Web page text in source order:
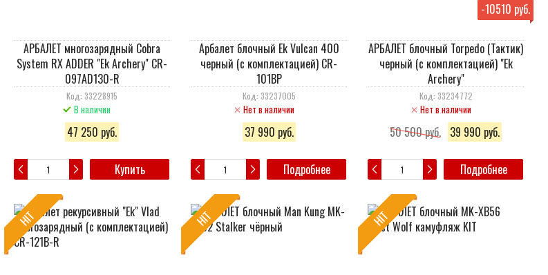
АРБАЛЕТ многозарядный Cobra
System RX ADDER "Ek Archery" CR-
097AD130-R
Код: 33228915
В наличии
47 250 руб.
Купить
Арбалет блочный Ek Vulcan 400
черный (c комплектацией) CR-
101BP
Код: 33237005
Нет в наличии
37 990 руб.
Подробнее
-10510 руб.
АРБАЛЕТ блочный Torpedo (Тактик)
черный (c комплектацией) "Ek
Archery"
Код: 33234772
Нет в наличии
50 500 руб. 39 990 руб.
Подробнее
HIT HIT HIT